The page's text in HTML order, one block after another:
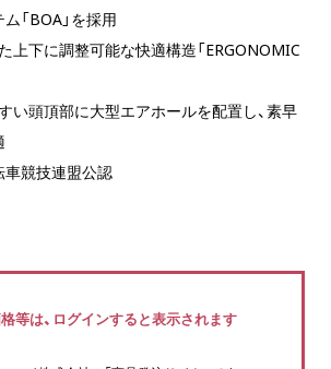
「BOA」を採用
上下に調整可能な快適構造「ERGONOMIC
い頭頂部に大型エアホールを配置し、素早
車競技連盟公認
等は、ログインすると表示されます